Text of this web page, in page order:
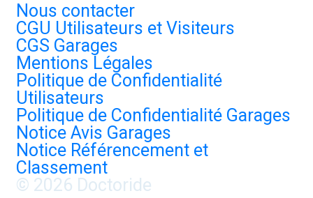
Nous contacter
CGU Utilisateurs et Visiteurs
CGS Garages
Mentions Légales
Politique de Confidentialité
Utilisateurs
Politique de Confidentialité Garages
Notice Avis Garages
Notice Référencement et
Classement
© 2026 Doctoride